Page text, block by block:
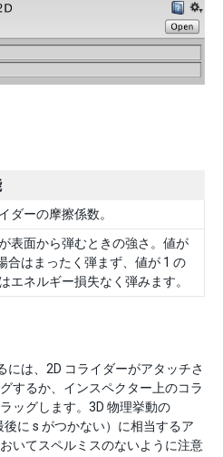
ダーの摩擦係数。
表面から弾むときの強さ。値が
合はまったく弾まず、値が 1 の
エネルギー損失なく弾みます。
には、2D コライダーがアタッチさ
するか、インスペクター上のコラ
ッグします。3D 物理挙動の
に s がつかない）に相当するア
いてスペルミスのないように注意